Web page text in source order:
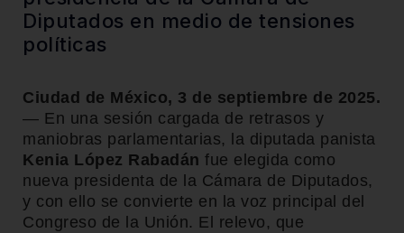
Diputados en medio de tensiones
políticas
Ciudad de México, 3 de septiembre de 2025.
— En una sesión cargada de retrasos y
maniobras parlamentarias, la diputada panista
Kenia López Rabadán fue elegida como
nueva presidenta de la Cámara de Diputados,
y con ello se convierte en la voz principal del
Congreso de la Unión. El relevo, que